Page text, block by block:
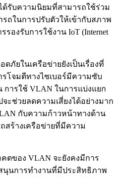
ได้รับความนิยมที่สามารถใช้ร่วม
ถในการปรับตัวให้เข้ากับสภาพ
องรับการใช้งาน IoT (Internet
ภัยในเครือข่ายยังเป็นเรื่องที่
โจมตีทางไซเบอร์มีความซับ
ารใช้ VLAN ในการแบ่งแยก
ช่วยลดความเสี่ยงได้อย่างมาก
กับความก้าวหน้าทางด้าน
สร้างเครือข่ายที่มีความ
ตของ VLAN จะยังคงมีการ
นุนการทำงานที่มีประสิทธิภาพ